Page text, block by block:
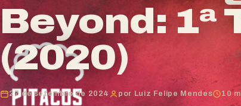
Beyond: 1ª
(2020)
27 de setembro de 2024 por Luiz Felipe Mendes 10